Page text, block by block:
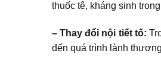
thuốc tê, kháng sinh
– Thay đổi nội tiết tố:
đến quá trình lành